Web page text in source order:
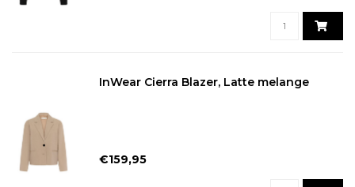
InWear Cierra Blazer, Latte melange
€159,95